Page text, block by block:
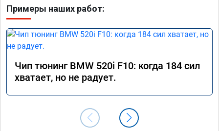
Примеры наших работ:
Чип тюнинг BMW 520i F10: когда 184 сил
хватает, но не радует.